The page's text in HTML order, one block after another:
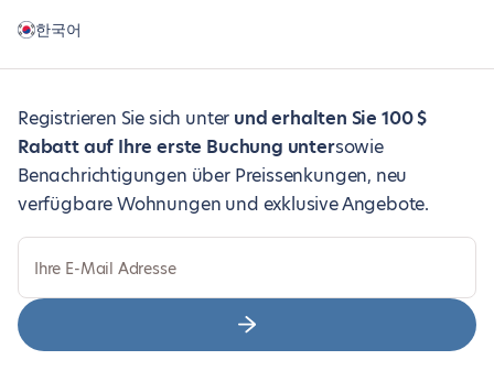
한국어
Registrieren Sie sich unter und erhalten Sie 100 $
Rabatt auf Ihre erste Buchung untersowie
Benachrichtigungen über Preissenkungen, neu
verfügbare Wohnungen und exklusive Angebote.
Ihre E-Mail Adresse